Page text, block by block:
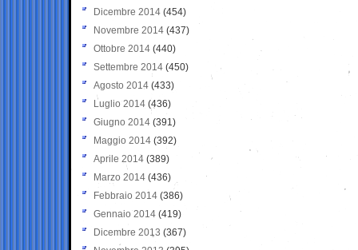
Dicembre 2014 (454)
Novembre 2014 (437)
Ottobre 2014 (440)
Settembre 2014 (450)
Agosto 2014 (433)
Luglio 2014 (436)
Giugno 2014 (391)
Maggio 2014 (392)
Aprile 2014 (389)
Marzo 2014 (436)
Febbraio 2014 (386)
Gennaio 2014 (419)
Dicembre 2013 (367)